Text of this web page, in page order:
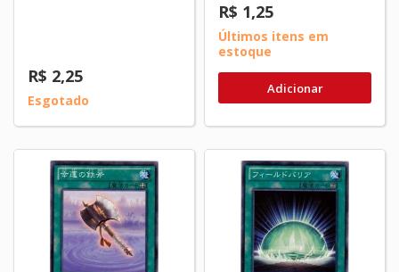
R$ 2,25
Esgotado
R$ 1,25
Últimos itens em
estoque
Adicionar